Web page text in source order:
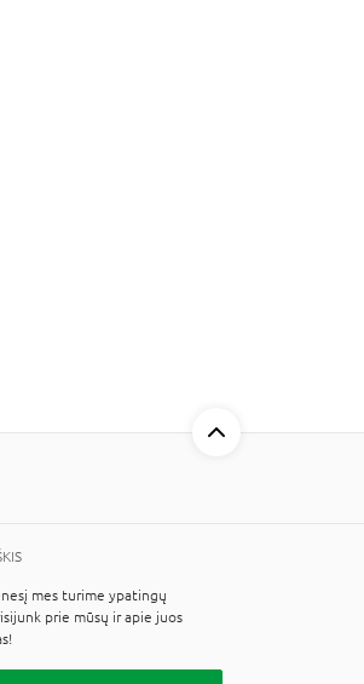
mes turime ypatingų
prie mūsų ir apie juos